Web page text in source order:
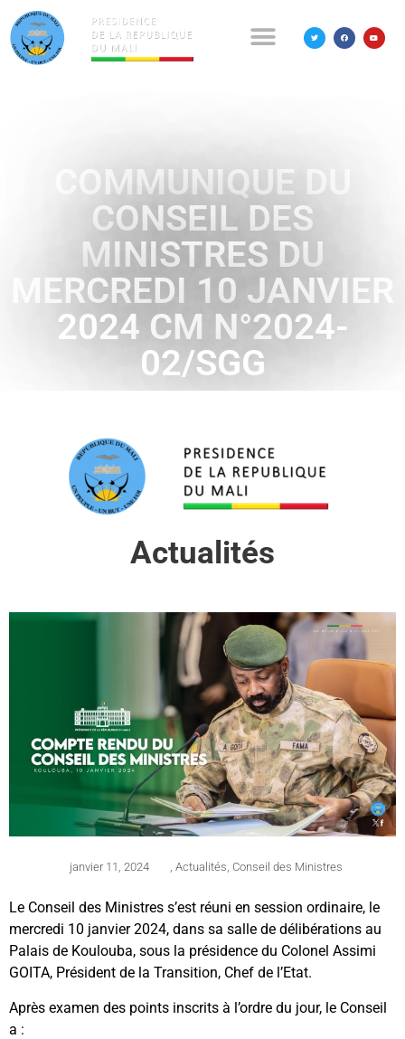
COMMUNIQUE DU
CONSEIL DES
MINISTRES DU
MERCREDI 10 JANVIER
2024 CM N°2024-
02/SGG
Actualités
janvier 11, 2024 , Actualités, Conseil des Ministres
Le Conseil des Ministres s’est réuni en session ordinaire, le
mercredi 10 janvier 2024, dans sa salle de délibérations au
Palais de Koulouba, sous la présidence du Colonel Assimi
GOITA, Président de la Transition, Chef de l’Etat.
Après examen des points inscrits à l’ordre du jour, le Conseil
a :